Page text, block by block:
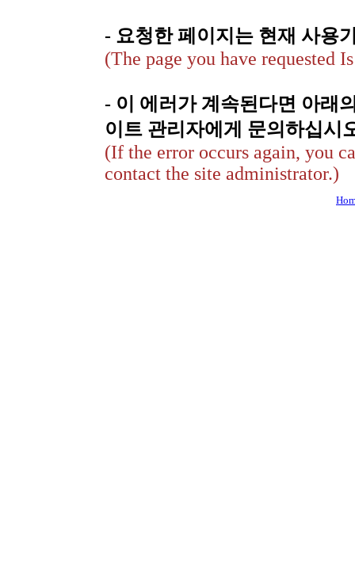
- 요청한 페이지는 현재 사용
(The page you have requested
- 이 에러가 계속된다면 아래
이트 관리자에게 문의하십시
(If the error occurs again, you
contact the site administrator.)